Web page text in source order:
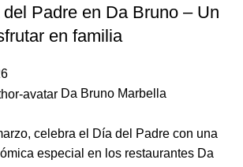
Padre en Da Bruno – Un
en familia
Da Bruno Marbella
celebra el Día del Padre con una
especial en los restaurantes Da